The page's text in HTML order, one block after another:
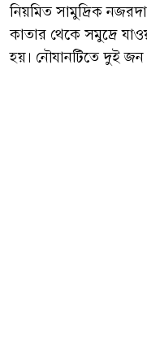
নিয়মিত সামুদ্রিক
কাতার থেকে সমুদ্রে
হয়। নৌযানটিতে দুই জন